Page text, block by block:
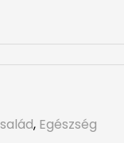
, Egészség